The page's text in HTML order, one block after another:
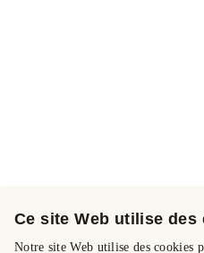
Ce site Web utilise des
Notre site Web utilise des cookies